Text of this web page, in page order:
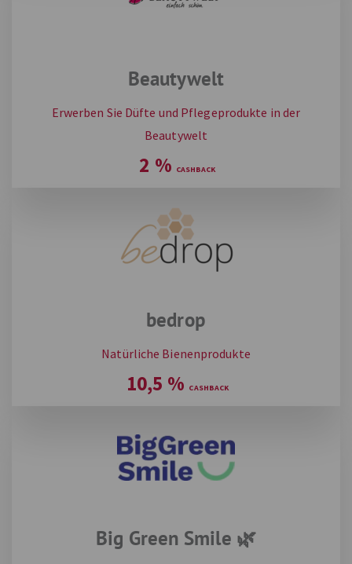
Beautywelt
Erwerben Sie Düfte und Pflegeprodukte in der
Beautywelt
2 %
bedrop
Natürliche Bienenprodukte
10,5 %
Big Green Smile 🌿